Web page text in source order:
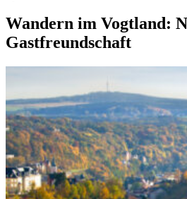
Wandern im Vogtland:
Gastfreundschaft